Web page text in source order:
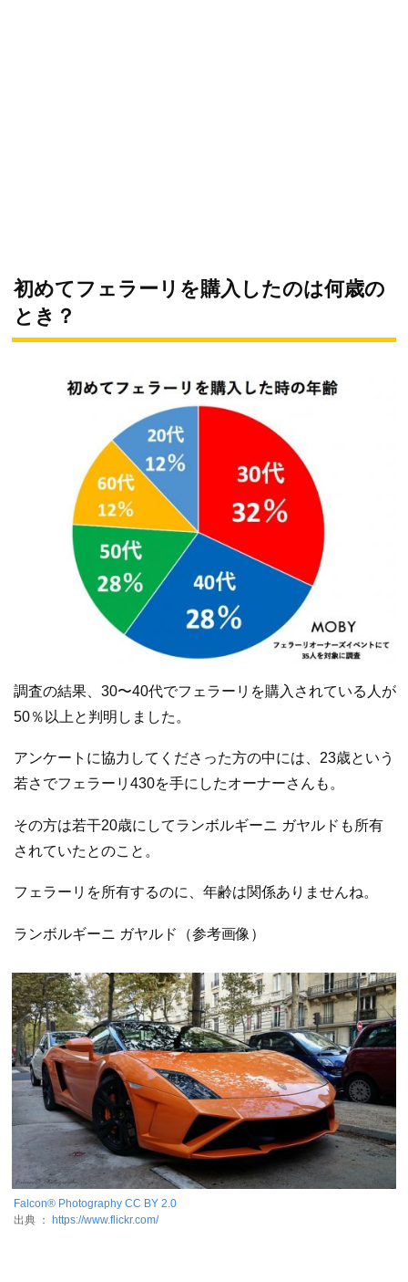
初めてフェラーリを購入したのは何歳の
とき？
調査の結果、30〜40代でフェラーリを購入されている人が
50％以上と判明しました。
アンケートに協力してくださった方の中には、23歳という
若さでフェラーリ430を手にしたオーナーさんも。
その方は若干20歳にしてランボルギーニ ガヤルドも所有
されていたとのこと。
フェラーリを所有するのに、年齢は関係ありませんね。
ランボルギーニ ガヤルド（参考画像）
Falcon® Photography CC BY 2.0
出典 ： https://www.flickr.com/